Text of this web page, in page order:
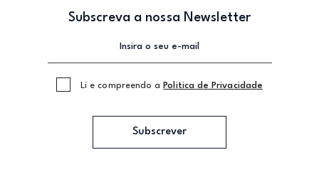
Subscreva a nossa Newsletter
Li e compreendo a Politica de Privacidade
Subscrever